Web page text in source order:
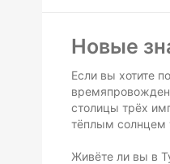
Новые
Если вы хотите
столицы трёх
тёплым солнцем
Живёте ли вы в